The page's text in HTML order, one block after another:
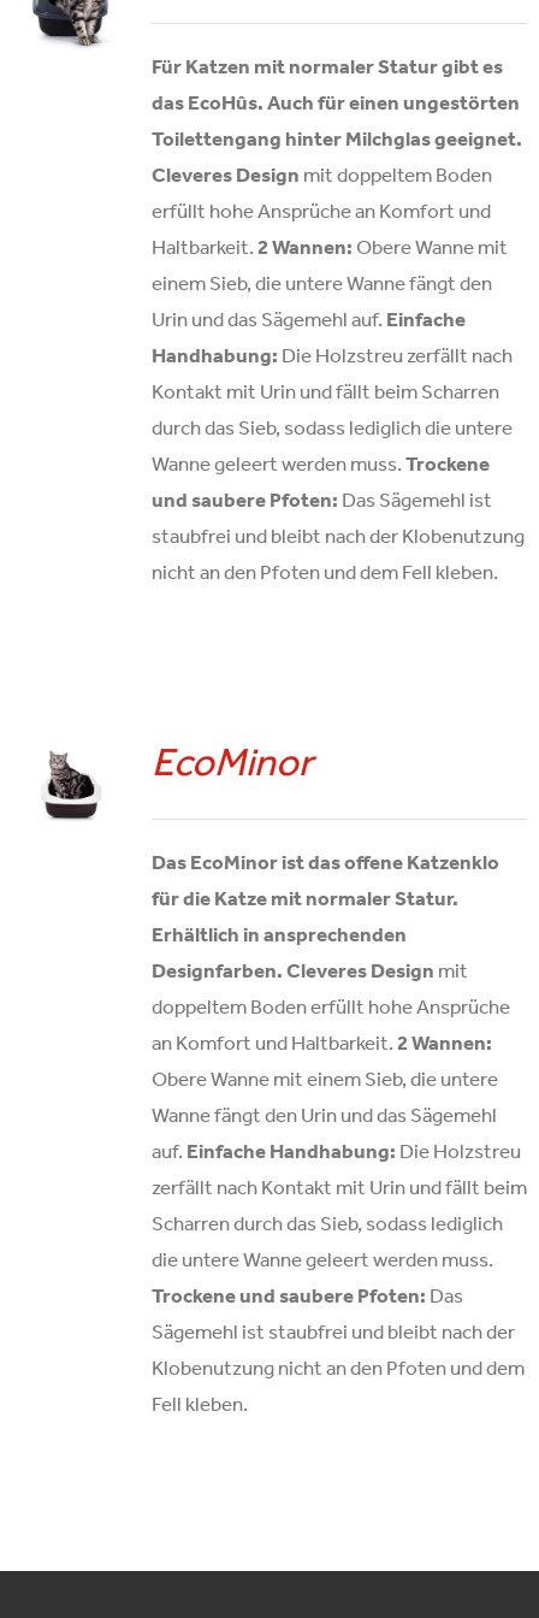
Für Katzen mit normaler Statur gibt es
das EcoHûs. Auch für einen ungestörten
Toilettengang hinter Milchglas geeignet.
Cleveres Design mit doppeltem Boden
erfüllt hohe Ansprüche an Komfort und
Haltbarkeit. 2 Wannen: Obere Wanne mit
einem Sieb, die untere Wanne fängt den
Urin und das Sägemehl auf. Einfache
Handhabung: Die Holzstreu zerfällt nach
Kontakt mit Urin und fällt beim Scharren
durch das Sieb, sodass lediglich die untere
Wanne geleert werden muss. Trockene
und saubere Pfoten: Das Sägemehl ist
staubfrei und bleibt nach der Klobenutzung
nicht an den Pfoten und dem Fell kleben.
EcoMinor
Das EcoMinor ist das offene Katzenklo
für die Katze mit normaler Statur.
Erhältlich in ansprechenden
Designfarben. Cleveres Design mit
doppeltem Boden erfüllt hohe Ansprüche
an Komfort und Haltbarkeit. 2 Wannen:
Obere Wanne mit einem Sieb, die untere
Wanne fängt den Urin und das Sägemehl
auf. Einfache Handhabung: Die Holzstreu
zerfällt nach Kontakt mit Urin und fällt beim
Scharren durch das Sieb, sodass lediglich
die untere Wanne geleert werden muss.
Trockene und saubere Pfoten: Das
Sägemehl ist staubfrei und bleibt nach der
Klobenutzung nicht an den Pfoten und dem
Fell kleben.